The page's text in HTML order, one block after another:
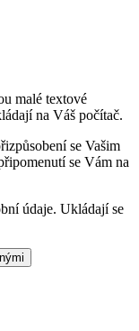
malé textové
na Váš počítač.
se Vašim
se Vám na
údaje. Ukládají se